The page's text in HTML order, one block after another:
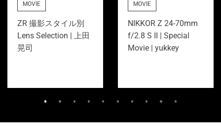
MOVIE
ZR 撮影スタイル別
Lens Selection | 上田
晃司
MOVIE
NIKKOR Z 24-70mm
f/2.8 S II | Special
Movie | yukkey